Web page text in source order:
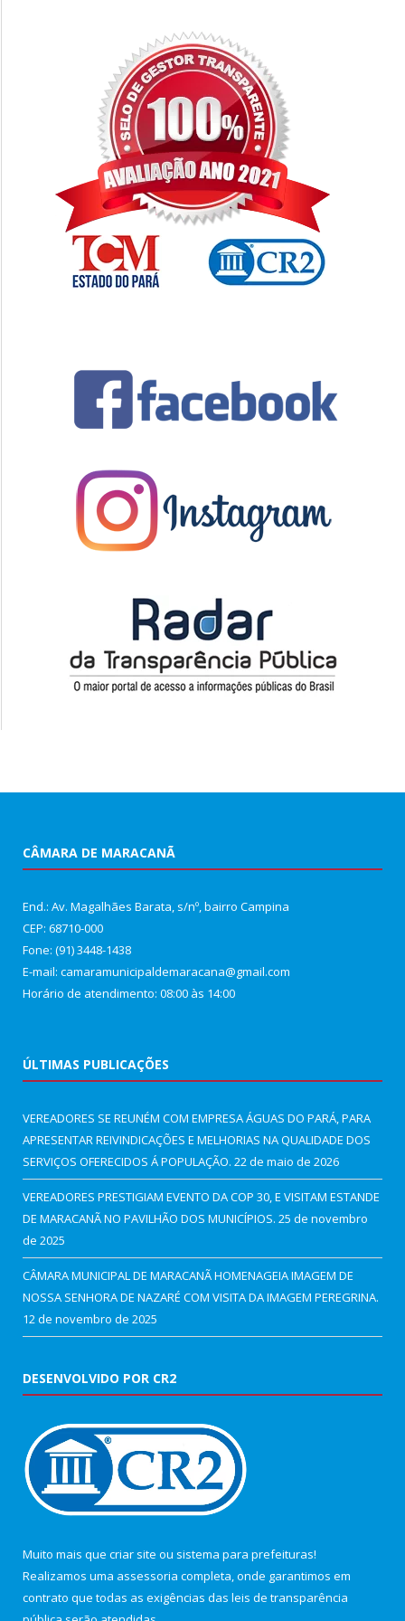
CÂMARA DE MARACANÃ
End.: Av. Magalhães Barata, s/nº, bairro Campina
CEP: 68710-000
Fone: (91) 3448-1438
E-mail: camaramunicipaldemaracana@gmail.com
Horário de atendimento: 08:00 às 14:00
ÚLTIMAS PUBLICAÇÕES
VEREADORES SE REUNÉM COM EMPRESA ÁGUAS DO PARÁ, PARA
APRESENTAR REIVINDICAÇÕES E MELHORIAS NA QUALIDADE DOS
SERVIÇOS OFERECIDOS Á POPULAÇÃO. 22 de maio de 2026
VEREADORES PRESTIGIAM EVENTO DA COP 30, E VISITAM ESTANDE
DE MARACANÃ NO PAVILHÃO DOS MUNICÍPIOS. 25 de novembro
de 2025
CÂMARA MUNICIPAL DE MARACANÃ HOMENAGEIA IMAGEM DE
NOSSA SENHORA DE NAZARÉ COM VISITA DA IMAGEM PEREGRINA.
12 de novembro de 2025
DESENVOLVIDO POR CR2
Muito mais que criar site ou sistema para prefeituras!
Realizamos uma assessoria completa, onde garantimos em
contrato que todas as exigências das leis de transparência